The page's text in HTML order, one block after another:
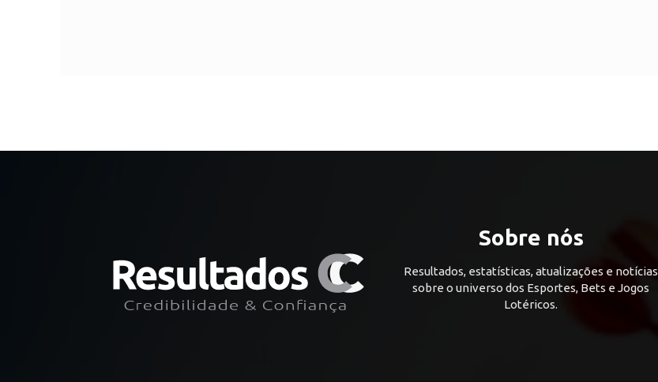
Sobre nós
Resultados, estatísticas, atualizações e notícias
sobre o universo dos Esportes, Bets e Jogos
Lotéricos.